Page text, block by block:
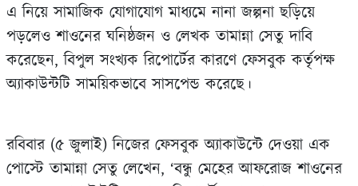
এ নিয়ে সামাজিক যোগাযোগ মাধ্যমে নানা জল্পনা ছড়িয়ে
পড়লেও শাওনের ঘনিষ্ঠজন ও লেখক তামান্না সেতু দাবি
করেছেন, বিপুল সংখ্যক রিপোর্টের কারণে ফেসবুক কর্তৃপক্ষ
অ্যাকাউন্টটি সাময়িকভাবে সাসপেন্ড করেছে।
রবিবার (৫ জুলাই) নিজের ফেসবুক অ্যাকাউন্টে দেওয়া এক
পোস্টে তামান্না সেতু লেখেন, ‘বন্ধু মেহের আফরোজ শাওনের